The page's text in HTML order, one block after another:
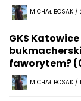
MICHAŁ BOSAK
GKS
faworytem?
MICHAŁ BOSAK